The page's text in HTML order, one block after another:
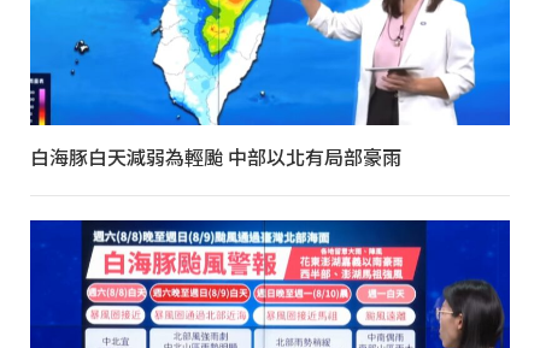
白海豚白天減弱為輕颱 中部以北有局部豪雨